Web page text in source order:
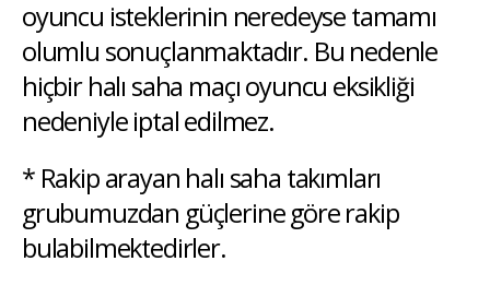
oyuncu isteklerinin neredeyse tamamı
olumlu sonuçlanmaktadır. Bu nedenle
hiçbir halı saha maçı oyuncu eksikliği
nedeniyle iptal edilmez.
* Rakip arayan halı saha takımları
grubumuzdan güçlerine göre rakip
bulabilmektedirler.